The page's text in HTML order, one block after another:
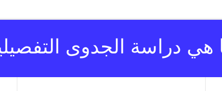
هي دراسة الجدوى